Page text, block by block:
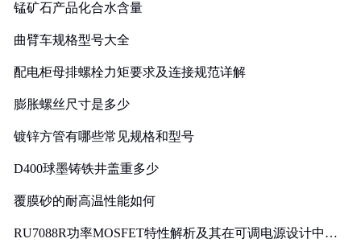
锰矿石产品化合水含量
曲臂车规格型号大全
配电柜母排螺栓力矩要求及连接规范详解
膨胀螺丝尺寸是多少
镀锌方管有哪些常见规格和型号
D400球墨铸铁井盖重多少
覆膜砂的耐高温性能如何
RU7088R功率MOSFET特性解析及其在可调电源设计中的